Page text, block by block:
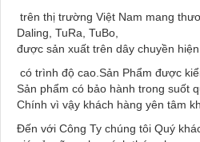
trên thị trường Việt Nam mang
Daling, TuRa, TuBo,
được sản xuất trên dây chuyền
có trình độ cao.Sản Phẩm được
Sản phẩm có bảo hành trong suốt
Chính vì vậy khách hàng yên tâm
Đến với Công Ty chúng tôi Quý